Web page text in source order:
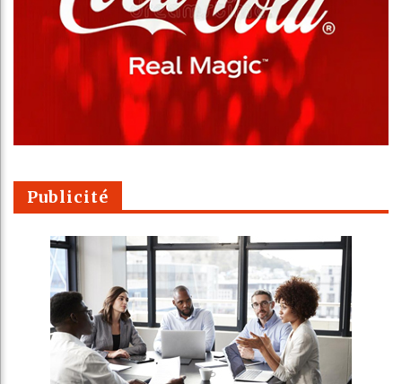
Publicité